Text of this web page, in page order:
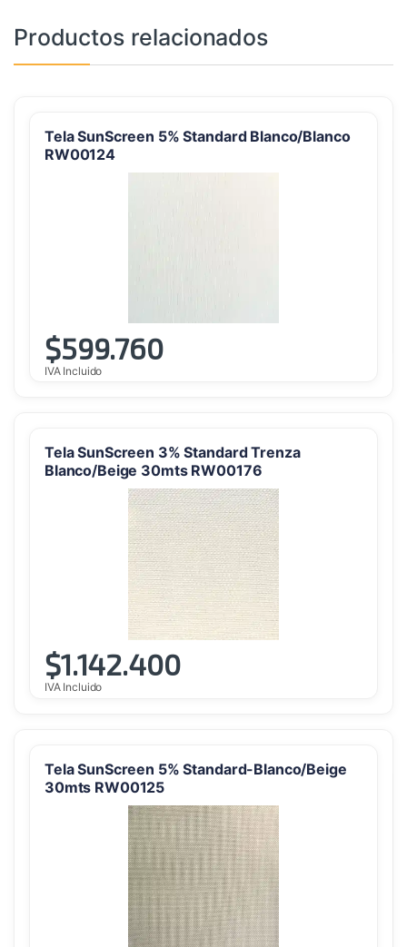
Productos relacionados
Tela SunScreen 5% Standard Blanco/Blanco
RW00124
$599.760
IVA Incluido
Tela SunScreen 3% Standard Trenza
Blanco/Beige 30mts RW00176
$1.142.400
IVA Incluido
Tela SunScreen 5% Standard-Blanco/Beige
30mts RW00125